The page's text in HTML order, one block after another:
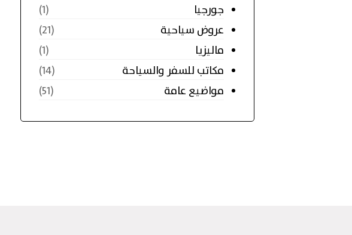
جورجيا
(1)
عروض سياحية
(21)
ماليزيا
(1)
مكاتب للسفر والسياحة
(14)
مواضيع عامة
(51)